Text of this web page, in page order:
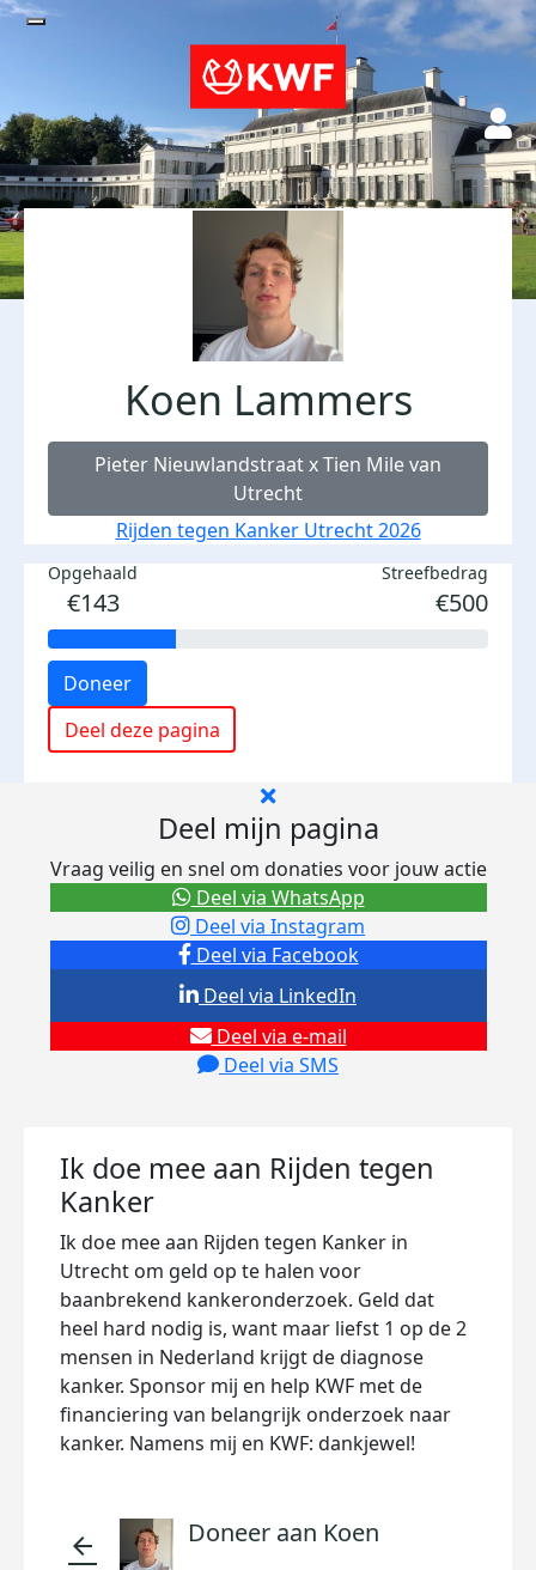
Koen Lammers
Pieter Nieuwlandstraat x Tien Mile van
Utrecht
Rijden tegen Kanker Utrecht 2026
Opgehaald
€143
Streefbedrag
€500
Doneer
Deel deze pagina
Deel mijn pagina
Vraag veilig en snel om donaties voor jouw actie
Deel via Facebook
Deel via Instagram
Deel via e-mail
Deel via SMS
Deel via LinkedIn
Deel via WhatsApp
Ik doe mee aan Rijden tegen
Kanker
Ik doe mee aan Rijden tegen Kanker in
Utrecht om geld op te halen voor
baanbrekend kankeronderzoek. Geld dat
heel hard nodig is, want maar liefst 1 op de 2
mensen in Nederland krijgt de diagnose
kanker. Sponsor mij en help KWF met de
financiering van belangrijk onderzoek naar
kanker. Namens mij en KWF: dankjewel!
arrow_back Doneer aan Koen